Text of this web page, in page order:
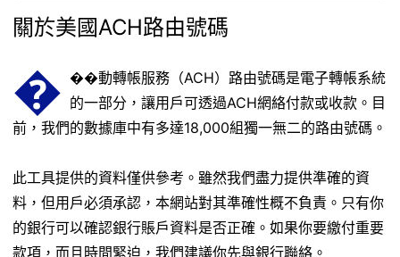
關於美國ACH路由號碼
� ��動轉帳服務（ACH）路由號碼是電子轉帳系統
的一部分，讓用戶可透過ACH網絡付款或收款。目
前，我們的數據庫中有多達18,000組獨一無二的路由號碼。
此工具提供的資料僅供參考。雖然我們盡力提供準確的資
料，但用戶必須承認，本網站對其準確性概不負責。只有你
的銀行可以確認銀行賬戶資料是否正確。如果你要繳付重要
款項，而且時間緊迫，我們建議你先與銀行聯絡。